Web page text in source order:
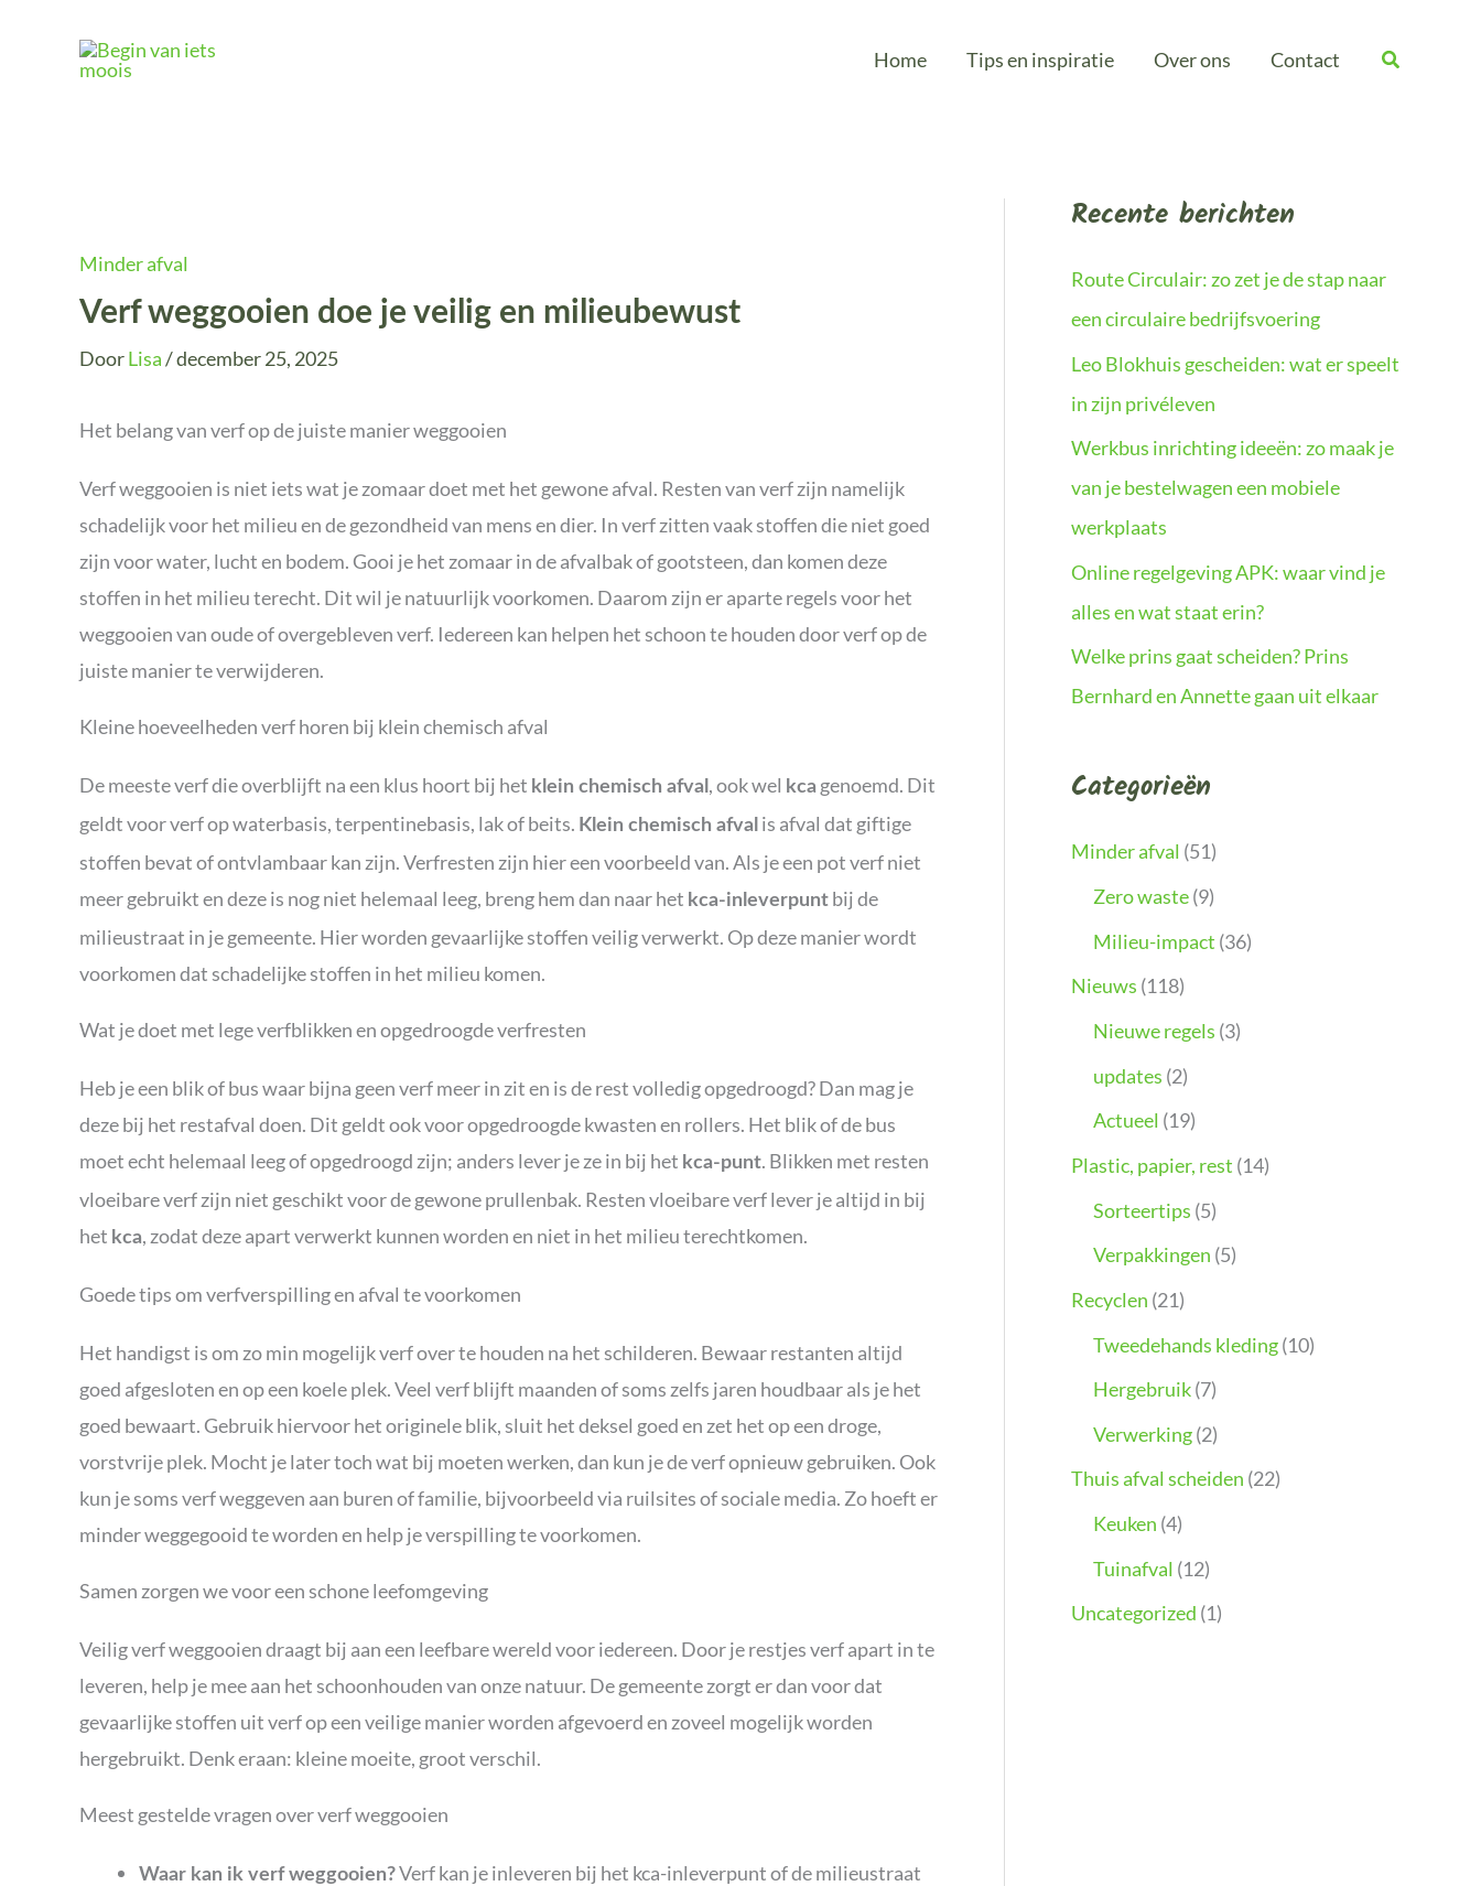
Home Tips en inspiratie Over ons Contact
Minder afval
Verf weggooien doe je veilig en milieubewust
DoorLisa/december 25, 2025
Het belang van verf op de juiste manier weggooien
Verf weggooien is niet iets wat je zomaar doet met het gewone afval. Resten van verf zijn namelijk
schadelijk voor het milieu en de gezondheid van mens en dier. In verf zitten vaak stoffen die niet goed
zijn voor water, lucht en bodem. Gooi je het zomaar in de afvalbak of gootsteen, dan komen deze
stoffen in het milieu terecht. Dit wil je natuurlijk voorkomen. Daarom zijn er aparte regels voor het
weggooien van oude of overgebleven verf. Iedereen kan helpen het schoon te houden door verf op de
juiste manier te verwijderen.
Kleine hoeveelheden verf horen bij klein chemisch afval
De meeste verf die overblijft na een klus hoort bij het klein chemisch afval , ook wel kca genoemd. Dit
geldt voor verf op waterbasis, terpentinebasis, lak of beits. Klein chemisch afval is afval dat giftige
stoffen bevat of ontvlambaar kan zijn. Verfresten zijn hier een voorbeeld van. Als je een pot verf niet
meer gebruikt en deze is nog niet helemaal leeg, breng hem dan naar het kca-inleverpunt bij de
milieustraat in je gemeente. Hier worden gevaarlijke stoffen veilig verwerkt. Op deze manier wordt
voorkomen dat schadelijke stoffen in het milieu komen.
Wat je doet met lege verfblikken en opgedroogde verfresten
Heb je een blik of bus waar bijna geen verf meer in zit en is de rest volledig opgedroogd? Dan mag je
deze bij het restafval doen. Dit geldt ook voor opgedroogde kwasten en rollers. Het blik of de bus
moet echt helemaal leeg of opgedroogd zijn; anders lever je ze in bij het kca-punt. Blikken met resten
vloeibare verf zijn niet geschikt voor de gewone prullenbak. Resten vloeibare verf lever je altijd in bij
het kca, zodat deze apart verwerkt kunnen worden en niet in het milieu terechtkomen.
Goede tips om verfverspilling en afval te voorkomen
Het handigst is om zo min mogelijk verf over te houden na het schilderen. Bewaar restanten altijd
goed afgesloten en op een koele plek. Veel verf blijft maanden of soms zelfs jaren houdbaar als je het
goed bewaart. Gebruik hiervoor het originele blik, sluit het deksel goed en zet het op een droge,
vorstvrije plek. Mocht je later toch wat bij moeten werken, dan kun je de verf opnieuw gebruiken. Ook
kun je soms verf weggeven aan buren of familie, bijvoorbeeld via ruilsites of sociale media. Zo hoeft er
minder weggegooid te worden en help je verspilling te voorkomen.
Samen zorgen we voor een schone leefomgeving
Veilig verf weggooien draagt bij aan een leefbare wereld voor iedereen. Door je restjes verf apart in te
leveren, help je mee aan het schoonhouden van onze natuur. De gemeente zorgt er dan voor dat
gevaarlijke stoffen uit verf op een veilige manier worden afgevoerd en zoveel mogelijk worden
hergebruikt. Denk eraan: kleine moeite, groot verschil.
Meest gestelde vragen over verf weggooien
Waar kan ik verf weggooien?Verf kan je inleveren bij het kca-inleverpunt of de milieustraat
Recente berichten
Route Circulair: zo zet je de stap naar
een circulaire bedrijfsvoering
Leo Blokhuis gescheiden: wat er speelt
in zijn privéleven
Werkbus inrichting ideeën: zo maak je
van je bestelwagen een mobiele
werkplaats
Online regelgeving APK: waar vind je
alles en wat staat erin?
Welke prins gaat scheiden? Prins
Bernhard en Annette gaan uit elkaar
Categorieën
Minder afval (51)
Zero waste(9)
Milieu-impact (36)
Nieuws (118)
Nieuwe regels (3)
updates (2)
Actueel (19)
Plastic, papier, rest (14)
Sorteertips (5)
Verpakkingen (5)
Recyclen (21)
Tweedehands kleding(10)
Hergebruik(7)
Verwerking(2)
Thuis afval scheiden (22)
Keuken (4)
Tuinafval (12)
Uncategorized (1)